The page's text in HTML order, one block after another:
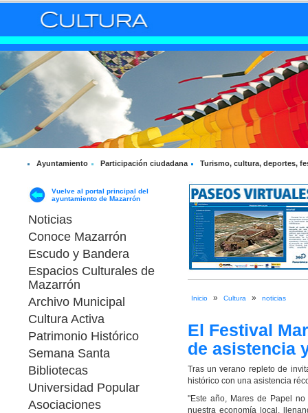
Ayuntamiento Participación ciudadana Turismo, cultura, deportes,
Vuelve al portal principal del
ayuntamiento de Mazarrón
Noticias
Conoce Mazarrón
Escudo y Bandera
Espacios Culturales de
Mazarrón
Archivo Municipal
Cultura Activa
Patrimonio Histórico
Semana Santa
Bibliotecas
Universidad Popular
Asociaciones
Inicio » Cultura » noticias
El Festival
de asistencia
Tras un verano repleto de
histórico con una asistencia
"Este año, Mares de Papel
nuestra economía local,